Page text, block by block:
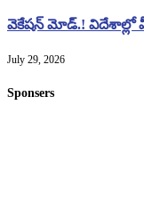
వెకేషన్ మోడ్.! విదేశాల్లో
July 29, 2026
Sponsers